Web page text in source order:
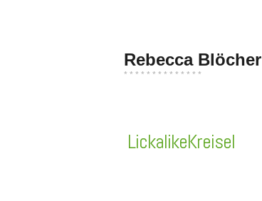
Rebecca Blöcher
* * * * * * * * * * * * * *
LickalikeKreisel